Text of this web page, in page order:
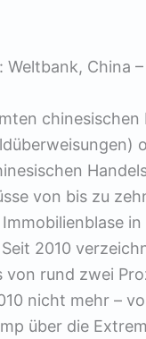
Weltbank, China
von bis zu
in
2010
rund zwei
nicht mehr –
über die